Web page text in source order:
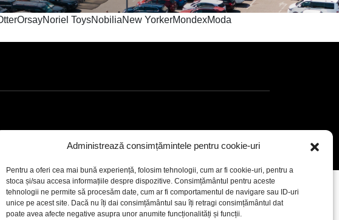
Administrează consimțămintele pentru cookie-uri
Pentru a oferi cea mai bună experiență, folosim tehnologii, cum ar fi cookie-uri, pentru a
stoca și/sau accesa informațiile despre dispozitive. Consimțământul pentru aceste
tehnologii ne permite să procesăm date, cum ar fi comportamentul de navigare sau ID-uri
unice pe acest site. Dacă nu îți dai consimțământul sau îți retragi consimțământul dat
poate avea afecte negative asupra unor anumite funcționalități și funcții.
ToysNobiliaNew YorkerMondexModa